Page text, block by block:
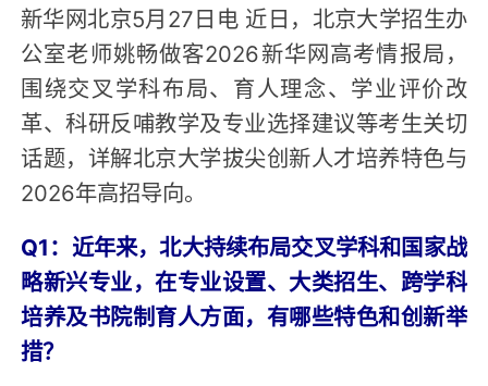
新华网北京5月27日电 近日，北京大学招生办
公室老师姚畅做客2026新华网高考情报局，
围绕交叉学科布局、育人理念、学业评价改
革、科研反哺教学及专业选择建议等考生关切
话题，详解北京大学拔尖创新人才培养特色与
2026年高招导向。
Q1：近年来，北大持续布局交叉学科和国家战
略新兴专业，在专业设置、大类招生、跨学科
培养及书院制育人方面，有哪些特色和创新举
措？